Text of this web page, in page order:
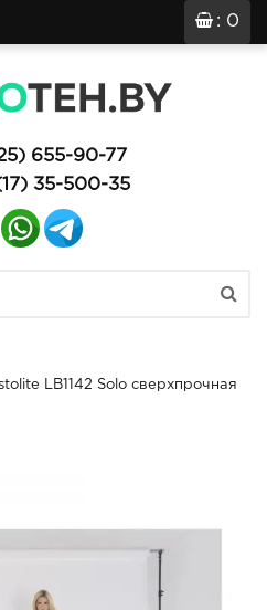
: 0
655-90-77
35-500-35
LB1142 Solo сверхпрочная